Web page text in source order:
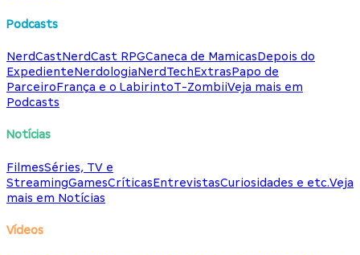
Podcasts
NerdCastNerdCast RPGCaneca de MamicasDepois do
ExpedienteNerdologiaNerdTechExtrasPapo de
ParceiroFrança e o LabirintoT-ZombiiVeja mais em
Podcasts
Notícias
FilmesSéries, TV e
StreamingGamesCríticasEntrevistasCuriosidades e etc.Veja
mais em Notícias
Vídeos